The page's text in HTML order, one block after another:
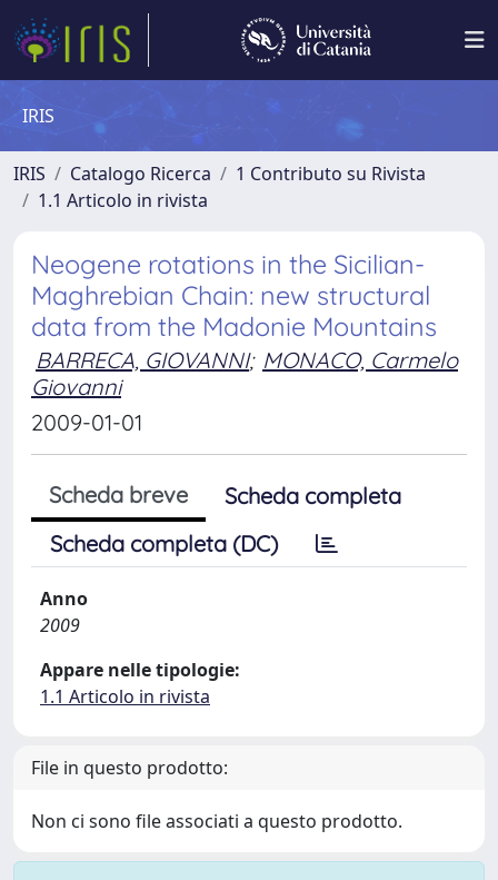
IRIS
IRIS Catalogo Ricerca
1 Contributo su Rivista
1.1 Articolo in rivista
Neogene rotations in the Sicilian-
Maghrebian Chain: new structural
data from the Madonie Mountains
BARRECA, GIOVANNI; MONACO, Carmelo
Giovanni
2009-01-01
Scheda breve
Scheda completa
Scheda completa (DC)
Anno
2009
Appare nelle tipologie:
1.1 Articolo in rivista
File in questo prodotto:
Non ci sono file associati a questo prodotto.